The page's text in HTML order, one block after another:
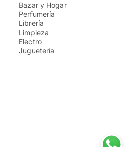
Bazar y Hogar
Perfumería
Librería
Limpieza
Electro
Juguetería